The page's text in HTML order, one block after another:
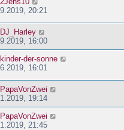
20:21
DJ_Harley
16:00
kinder-der-sonne
16:01
PapaVonZwei
19:14
PapaVonZwei
21:45